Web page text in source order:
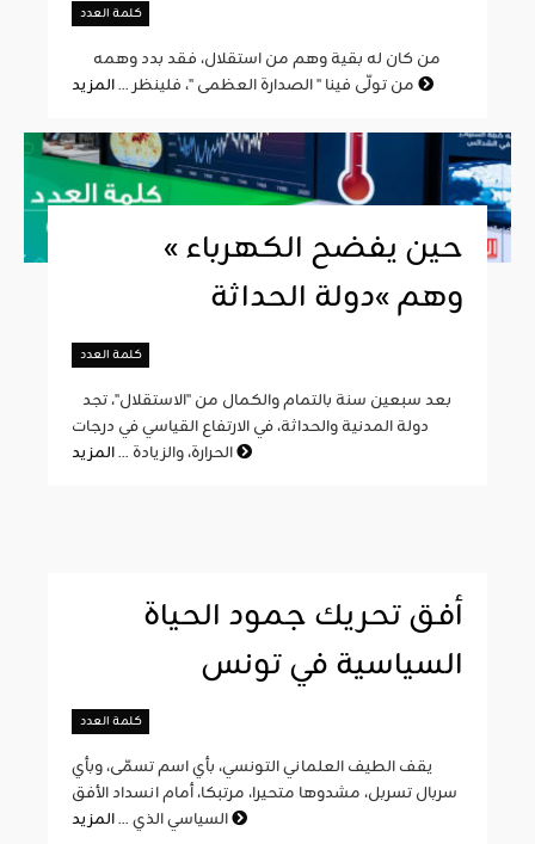
كلمة العدد
من تولّى فينا " الصدارة العظمى "، فلينظر ...
« حين يفضح الكهرباء
وهم »دولة الحداثة
كلمة العدد
دولة المدنية والحداثة، في الارتفاع القياسي في درجات
الحرارة، والزيادة ...
أفق تحريك جمود الحياة
السياسية في تونس
كلمة العدد
يقف الطيف العلماني التونسي، بأي اسم تسمّى، وبأي
سربال تسربل، مشدوها متحيرا، مرتبكا، أمام انسداد الأفق
السياسي الذي ...